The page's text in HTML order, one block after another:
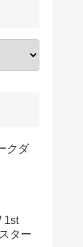
クダ
1st
ター